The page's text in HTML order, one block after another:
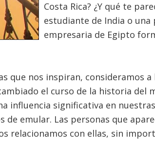
Costa Rica? ¿Y qué te
estudiante de India o una
empresaria de Egipto
que nos inspiran, consideramos a
el curso de la historia del
influencia significativa en
emular. Las personas que
relacionamos con ellas, sin